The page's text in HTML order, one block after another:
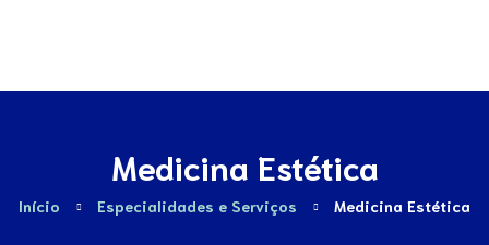
Medicina Estética
Início Especialidades e Serviços Medicina Estética